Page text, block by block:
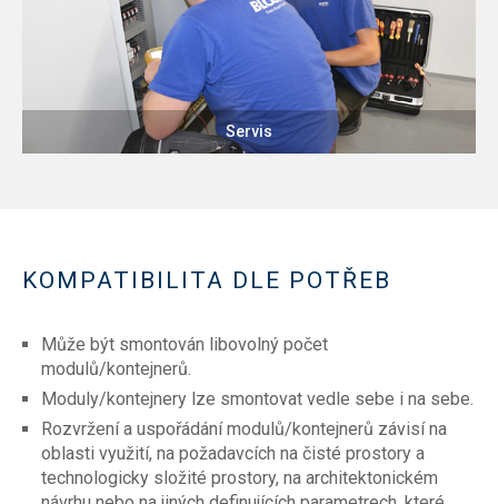
Servis
KOMPATIBILITA DLE POTŘEB
Může být smontován libovolný počet
modulů/kontejnerů.
Moduly/kontejnery lze smontovat vedle sebe i na sebe.
Rozvržení a uspořádání modulů/kontejnerů závisí na
oblasti využití, na požadavcích na čisté prostory a
technologicky složité prostory, na architektonickém